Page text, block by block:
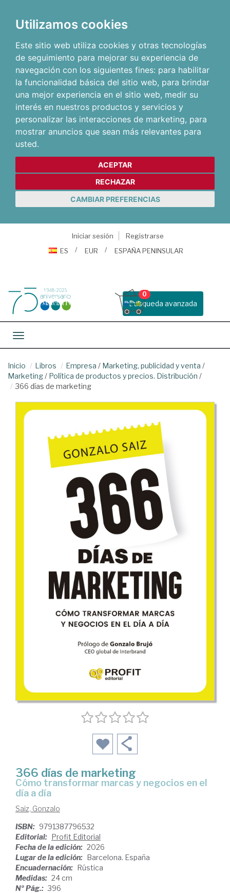
Utilizamos cookies
Este sitio web utiliza cookies y otras tecnologías
de seguimiento para mejorar su experiencia de
navegación con los siguientes fines: para habilitar
la funcionalidad básica del sitio web, para brindar
una mejor experiencia en el sitio web, medir su
interés en nuestros productos y servicios y
personalizar las interacciones de marketing, para
mostrar anuncios que sean más relevantes para
usted.
ACEPTAR
RECHAZAR
CAMBIAR PREFERENCIAS
Iniciar sesión
Registrarse
ES
EUR ESPAÑA PENINSULAR
Busqueda avanzada
0
Toggle navigation
Inicio Libros Empresa / Marketing, publicidad y venta /
Marketing/ Política de productos y precios. Distribución /
366 días de marketing
366 días de marketing
Cómo transformar marcas y negocios en el
día a día
Saiz, Gonzalo
ISBN: 9791387796532
Editorial: Profit Editorial
Fecha de la edición: 2026
Lugar de la edición: Barcelona. España
Encuadernación: Rústica
Medidas: 24 cm
Nº Pág.: 396